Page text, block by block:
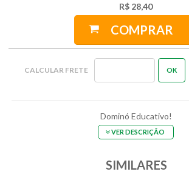
R$ 28,40
COMPRAR
Dominó Educativo!
VER DESCRIÇÃO
SIMILARES